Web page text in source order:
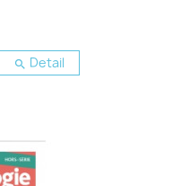
 Detail